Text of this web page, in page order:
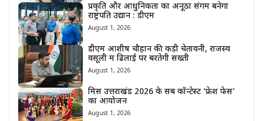
प्रकृति और आधुनिकता का अनूठा संगम बनेगा
राष्ट्रपति उद्यान : डीएम
August 1, 2026
डीएम आशीष चौहान की कड़ी चेतावनी, राजस्व
वसूली में ढिलाई पर बरतेगी सख्ती
August 1, 2026
मिस उत्तराखंड 2026 के सब कॉन्टेस्ट ‘फ्रेश फेस’
का आयोजन
August 1, 2026